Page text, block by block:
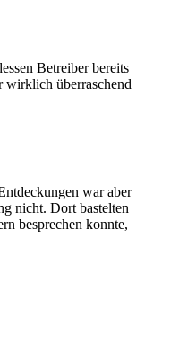
Betreiber bereits
wirklich überraschend
war aber
nicht. Dort bastelten
besprechen konnte,